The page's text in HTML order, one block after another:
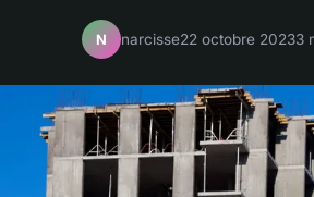
N narcisse22 octobre 20233